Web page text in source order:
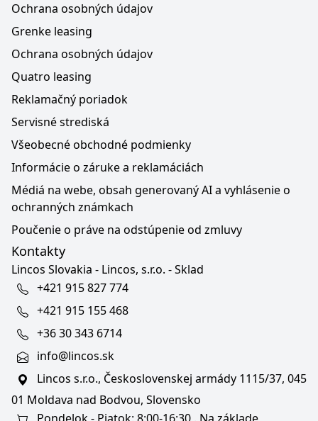
Ochrana osobných údajov
Grenke leasing
Ochrana osobných údajov
Quatro leasing
Reklamačný poriadok
Servisné strediská
Všeobecné obchodné podmienky
Informácie o záruke a reklamáciách
Médiá na webe, obsah generovaný AI a vyhlásenie o
ochranných známkach
Poučenie o práve na odstúpenie od zmluvy
Kontakty
Lincos Slovakia - Lincos, s.r.o. - Sklad
+421 915 827 774
+421 915 155 468
+36 30 343 6714
info@lincos.sk
Lincos s.r.o., Československej armády 1115/37, 045
01 Moldava nad Bodvou, Slovensko